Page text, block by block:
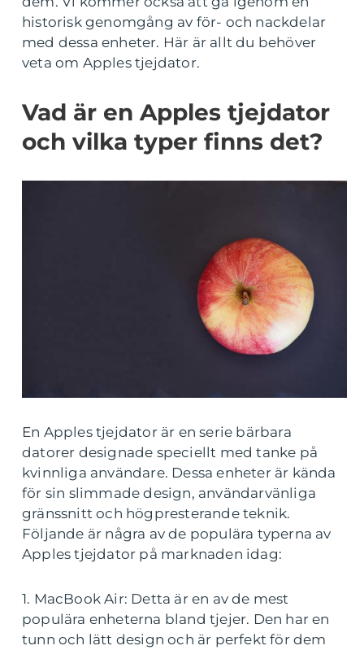
historisk genomgång av för- och nackdelar
med dessa enheter. Här är allt du behöver
veta om Apples tjejdator.
Vad är en Apples tjejdator
och vilka typer finns det?
En Apples tjejdator är en serie bärbara
datorer designade speciellt med tanke på
kvinnliga användare. Dessa enheter är kända
för sin slimmade design, användarvänliga
gränssnitt och högpresterande teknik.
Följande är några av de populära typerna av
Apples tjejdator på marknaden idag:
1. MacBook Air: Detta är en av de mest
populära enheterna bland tjejer. Den har en
tunn och lätt design och är perfekt för dem